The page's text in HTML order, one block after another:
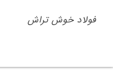
فولاد خوش تراش